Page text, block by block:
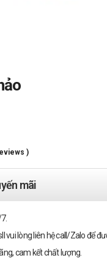
)
mãi
vui lòng liên hệ call/Zalo để
cam kết chất lượng.